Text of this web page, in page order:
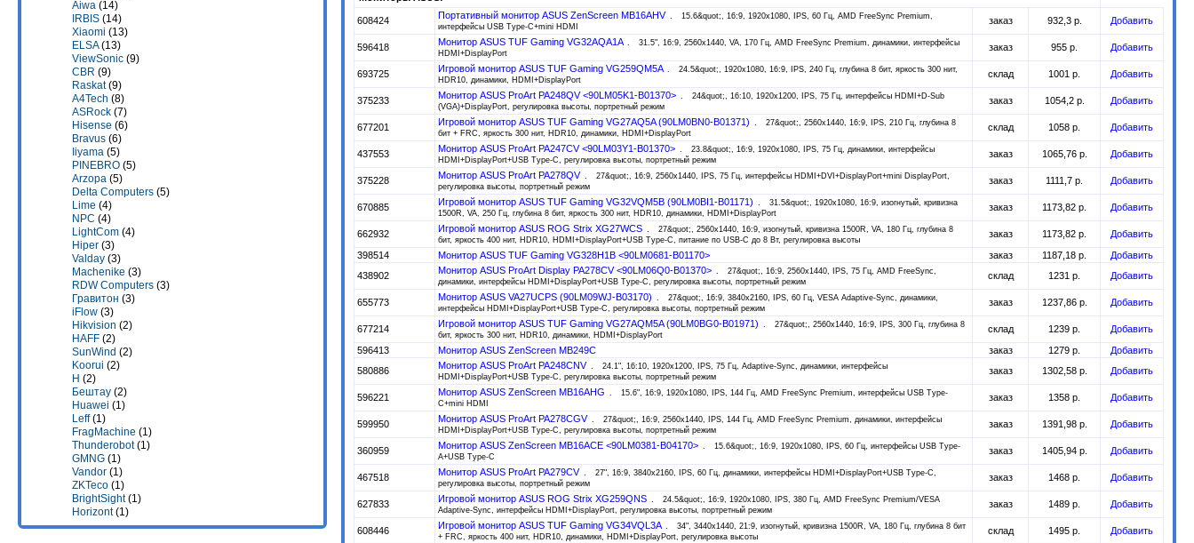
Aiwa (14)
IRBIS (14)
Xiaomi (13)
ELSA(13)
ViewSonic (9)
CBR (9)
Raskat(9)
A4Tech (8)
ASRock (7)
Hisense (6)
Bravus (6)
Iiyama (5)
PINEBRO (5)
Arzopa (5)
Delta Computers (5)
Lime (4)
NPC (4)
LightCom (4)
Hiper (3)
Valday (3)
Machenike (3)
RDW Computers (3)
Гравитон (3)
iFlow (3)
Hikvision (2)
HAFF (2)
SunWind (2)
Koorui (2)
H (2)
Бештау (2)
Huawei (1)
Leff(1)
FragMachine (1)
Thunderobot(1)
GMNG (1)
Vandor (1)
ZKTeco (1)
BrightSight(1)
Horizont(1)
608424 Портативный монитор ASUS ZenScreen MB16AHV
15.6&quot;, 16:9, 1920x1080, IPS, 60 Гц, AMD FreeSync Premium,
интерфейсы USB Type-C+mini HDMI
заказ 932,3 р. Добавить
596418 Монитор ASUS TUF Gaming VG32AQA1A
31.5", 16:9, 2560x1440, VA, 170 Гц, AMD FreeSync Premium, динамики, интерфейсы
HDMI+DisplayPort
заказ 955 р. Добавить
693725 Игровой монитор ASUS TUF Gaming VG259QM5A
24.5&quot;, 1920x1080, 16:9, IPS, 240 Гц, глубина 8 бит, яркость 300 нит,
HDR10, динамики, HDMI+DisplayPort
склад 1001 р. Добавить
375233 Монитор ASUS ProArt PA248QV <90LM05K1-B01370>
24&quot;, 16:10, 1920x1200, IPS, 75 Гц, интерфейсы HDMI+D-Sub
(VGA)+DisplayPort, регулировка высоты, портретный режим
заказ 1054,2 р. Добавить
677201 Игровой монитор ASUS TUF Gaming VG27AQ5A (90LM0BN0-B01371)
27&quot;, 2560x1440, 16:9, IPS, 210 Гц, глубина 8
бит + FRC, яркость 300 нит, HDR10, динамики, HDMI+DisplayPort
склад 1058 р. Добавить
437553 Монитор ASUS ProArt PA247CV <90LM03Y1-B01370>
23.8&quot;, 16:9, 1920x1080, IPS, 75 Гц, динамики, интерфейсы
HDMI+DisplayPort+USB Type-C, регулировка высоты, портретный режим
заказ 1065,76 р. Добавить
375228 Монитор ASUS ProArt PA278QV
27&quot;, 16:9, 2560x1440, IPS, 75 Гц, интерфейсы HDMI+DVI+DisplayPort+mini DisplayPort,
регулировка высоты, портретный режим
заказ 1111,7 р. Добавить
670885 Игровой монитор ASUS TUF Gaming VG32VQM5B (90LM0BI1-B01171)
31.5&quot;, 1920x1080, 16:9, изогнутый, кривизна
1500R, VA, 250 Гц, глубина 8 бит, яркость 300 нит, HDR10, динамики, HDMI+DisplayPort
заказ 1173,82 р. Добавить
662932 Игровой монитор ASUS ROG Strix XG27WCS
27&quot;, 2560x1440, 16:9, изогнутый, кривизна 1500R, VA, 180 Гц, глубина 8
бит, яркость 400 нит, HDR10, HDMI+DisplayPort+USB Type-C, питание по USB-C до 8 Вт, регулировка высоты
заказ 1173,82 р.
Добавить
398514
Монитор ASUS TUF Gaming VG328H1B <90LM0681-B01170> заказ 1187,18 р.
Добавить
438902
Монитор ASUS ProArt Display PA278CV <90LM06Q0-B01370>
27&quot;, 16:9, 2560x1440, IPS, 75 Гц, AMD FreeSync,
динамики, интерфейсы HDMI+DisplayPort+USB Type-C, регулировка высоты, портретный режим
склад 1231 р. Добавить
655773 Монитор ASUS VA27UCPS (90LM09WJ-B03170)
27&quot;, 16:9, 3840x2160, IPS, 60 Гц, VESA Adaptive-Sync, динамики,
интерфейсы HDMI+DisplayPort+USB Type-C, регулировка высоты, портретный режим
заказ 1237,86 р. Добавить
677214 Игровой монитор ASUS TUF Gaming VG27AQM5A (90LM0BG0-B01971)
27&quot;, 2560x1440, 16:9, IPS, 300 Гц, глубина 8
бит, яркость 300 нит, HDR10, динамики, HDMI+DisplayPort
склад 1239 р.
Добавить
596413
Монитор ASUS ZenScreen MB249C заказ 1279 р.
Добавить
580886
Монитор ASUS ProArt PA248CNV
24.1", 16:10, 1920x1200, IPS, 75 Гц, Adaptive-Sync, динамики, интерфейсы
HDMI+DisplayPort+USB Type-C, регулировка высоты, портретный режим
заказ 1302,58 р. Добавить
596221 Монитор ASUS ZenScreen MB16AHG
15.6", 16:9, 1920x1080, IPS, 144 Гц, AMD FreeSync Premium, интерфейсы USB Type-
C+mini HDMI
заказ 1358 р. Добавить
599950 Монитор ASUS ProArt PA278CGV
27&quot;, 16:9, 2560x1440, IPS, 144 Гц, AMD FreeSync Premium, динамики, интерфейсы
HDMI+DisplayPort+USB Type-C, регулировка высоты, портретный режим
заказ 1391,98 р. Добавить
360959 Монитор ASUS ZenScreen MB16ACE <90LM0381-B04170>
15.6&quot;, 16:9, 1920x1080, IPS, 60 Гц, интерфейсы USB Type-
A+USB Type-C
заказ 1405,94 р. Добавить
467518 Монитор ASUS ProArt PA279CV
27", 16:9, 3840x2160, IPS, 60 Гц, динамики, интерфейсы HDMI+DisplayPort+USB Type-C,
регулировка высоты, портретный режим
заказ 1468 р. Добавить
627833 Игровой монитор ASUS ROG Strix XG259QNS
24.5&quot;, 16:9, 1920x1080, IPS, 380 Гц, AMD FreeSync Premium/VESA
Adaptive-Sync, интерфейсы HDMI+DisplayPort, регулировка высоты, портретный режим
заказ 1489 р. Добавить
608446 Игровой монитор ASUS TUF Gaming VG34VQL3A
34", 3440x1440, 21:9, изогнутый, кривизна 1500R, VA, 180 Гц, глубина 8 бит
+ FRC, яркость 400 нит, HDR10, динамики, HDMI+DisplayPort, регулировка высоты
склад 1495 р. Добавить